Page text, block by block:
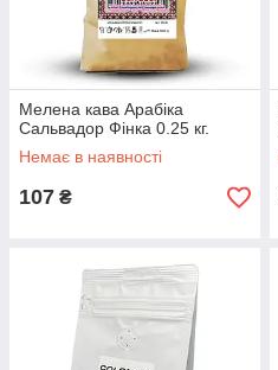
Мелена кава Арабіка
Сальвадор Фінка 0.25 кг.
Немає в наявності
107 ₴